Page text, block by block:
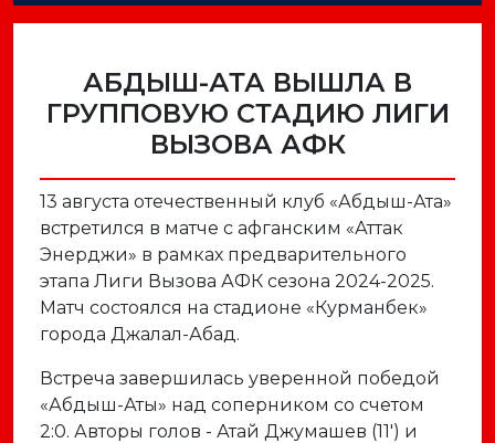
АБДЫШ-АТА ВЫШЛА В
ГРУППОВУЮ СТАДИЮ ЛИГИ
ВЫЗОВА АФК
13 августа отечественный клуб «Абдыш-Ата»
встретился в матче с афганским «Аттак
Энерджи» в рамках предварительного
этапа Лиги Вызова АФК сезона 2024-2025.
Матч состоялся на стадионе «Курманбек»
города Джалал-Абад.
Встреча завершилась уверенной победой
«Абдыш-Аты» над соперником со счетом
2:0. Авторы голов - Атай Джумашев (11') и